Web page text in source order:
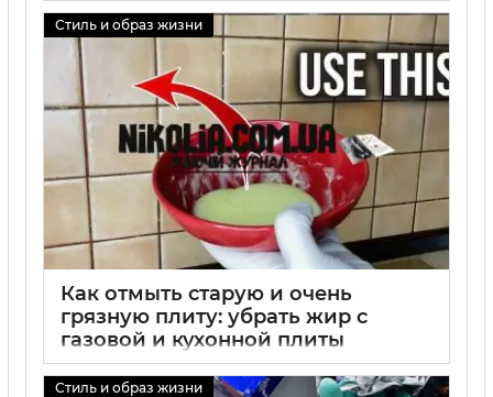
01 09 2025 0
Стиль и образ жизни
Как отмыть старую и очень
грязную плиту: убрать жир с
газовой и кухонной плиты
народными средствами
Стиль и образ жизни